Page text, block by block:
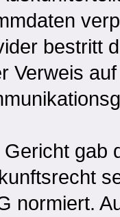
bestritt
Verweis
Gericht gab
normiert.